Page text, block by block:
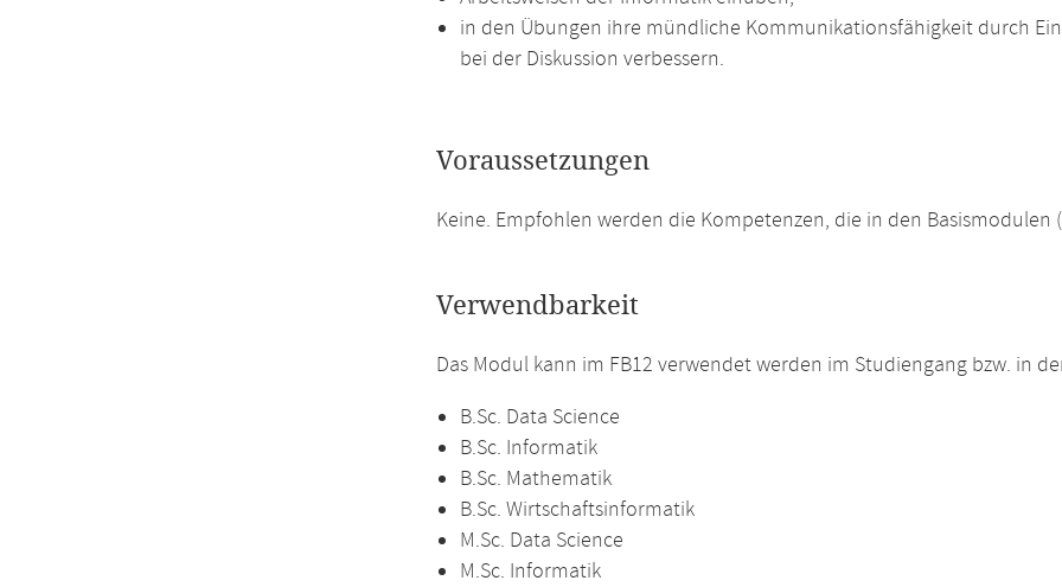
in den Übungen ihre mündliche Kommunikationsfähigkeit durch
bei der Diskussion verbessern.
Voraussetzungen
Keine. Empfohlen werden die Kompetenzen, die in den
Verwendbarkeit
Das Modul kann im FB12 verwendet werden im Studiengang bzw. in
B.Sc. Data Science
B.Sc. Informatik
B.Sc. Mathematik
B.Sc. Wirtschaftsinformatik
M.Sc. Data Science
M.Sc. Informatik